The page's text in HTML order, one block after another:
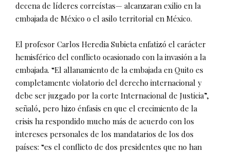
decena de líderes correístas— alcanzaran exilio en la
embajada de México o el asilo territorial en México.
El profesor Carlos Heredia Subieta enfatizó el carácter
hemisférico del conflicto ocasionado con la invasión a la
embajada. “El allanamiento de la embajada en Quito es
completamente violatorio del derecho internacional y
debe ser juzgado por la corte Internacional de Justicia”,
señaló, pero hizo énfasis en que el crecimiento de la
crisis ha respondido mucho más de acuerdo con los
intereses personales de los mandatarios de los dos
países: “es el conflicto de dos presidentes que no han